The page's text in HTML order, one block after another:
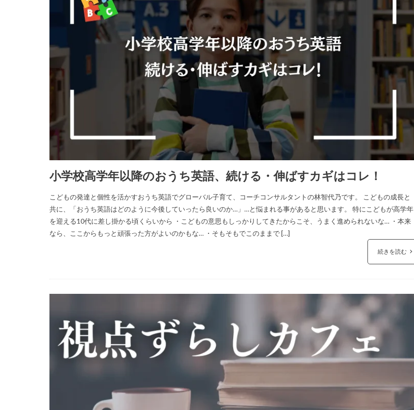
小学校高学年以降のおうち英語、続ける・伸ばすカギはコレ！
こどもの発達と個性を活かすおうち英語でグローバル子育て、コーチコンサルタントの林智代乃です。 こどもの成長と
共に、「おうち英語はどのように今後していったら良いのか…」…と悩まれる事があると思います。 特にこどもが高学年
を迎える10代に差し掛かる頃くらいから ・こどもの意思もしっかりしてきたからこそ、うまく進められないな… ・本来
なら、ここからもっと頑張った方がよいのかもな… ・そもそもでこのままで […]
続きを読む